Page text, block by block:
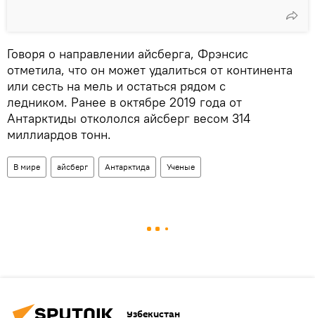
Говоря о направлении айсберга, Фрэнсис
отметила, что он может удалиться от континента
или сесть на мель и остаться рядом с
ледником. Ранее в октябре 2019 года от
Антарктиды откололся айсберг весом 314
миллиардов тонн.
В мире айсберг Антарктида Ученые
Узбекистан